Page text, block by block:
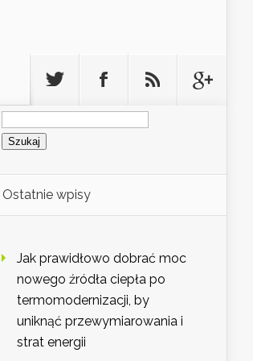
Szukaj:
Ostatnie wpisy
Jak prawidłowo dobrać moc
nowego źródła ciepła po
termomodernizacji, by
uniknąć przewymiarowania i
strat energii